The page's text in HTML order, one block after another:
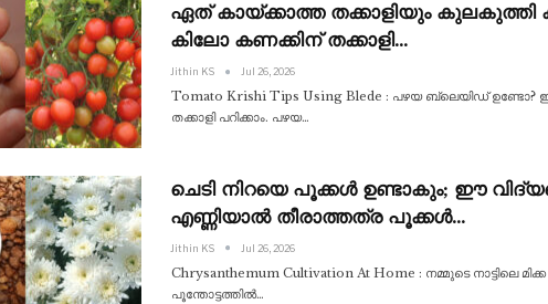
ഏത് കായ്ക്കാത്ത തക്കാളിയും
കിലോ കണക്കിന് തക്കാളി…
Jithin KS Jul 26, 2026
Tomato Krishi Tips Using Blede : പഴയ ബ്ലെയിഡ് ഉണ്ടോ?
തക്കാളി പറിക്കാം. പഴയ…
ചെടി നിറയെ പൂക്കൾ ഉണ്ടാകും; ഈ
എണ്ണിയാൽ തീരാത്തത്ര പൂക്കൾ…
Jithin KS Jul 26, 2026
Chrysanthemum Cultivation At Home : നമ്മുടെ നാട്ടിലെ
പൂന്തോട്ടത്തിൽ…